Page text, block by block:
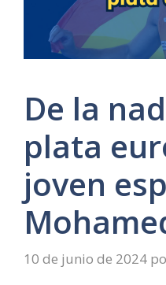
De la
plata
joven
10 de junio de 2024